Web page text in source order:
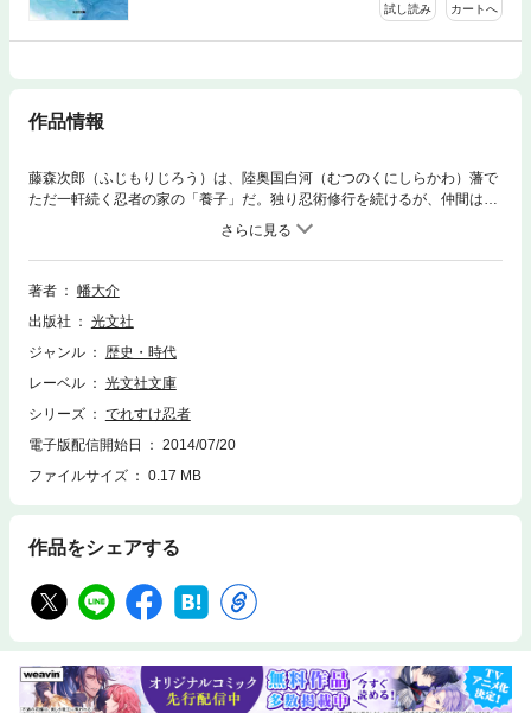
試し読み カートへ
作品情報
藤森次郎（ふじもりじろう）は、陸奥国白河（むつのくにしらかわ）藩で
ただ一軒続く忍者の家の「養子」だ。独り忍術修行を続けるが、仲間はお
らず、烏や猟師を相手に技を磨く日々。だが、その役立たずぶりから「で
れすけ！」と養父に怒られることも……。藩主松平家が御三卿田安（たや
す）家から跡継ぎを迎えるとの噂を聞いた次郎は仕込んだ術を総動員し
て、真相を探り始めるが！？ 山育ちの少年忍者の成長を描く痛快作！
著者
幡大介
出版社
光文社
ジャンル
歴史・時代
レーベル
光文社文庫
シリーズ
でれすけ忍者
電子版配信開始日
2014/07/20
ファイルサイズ
0.17 MB
作品をシェアする